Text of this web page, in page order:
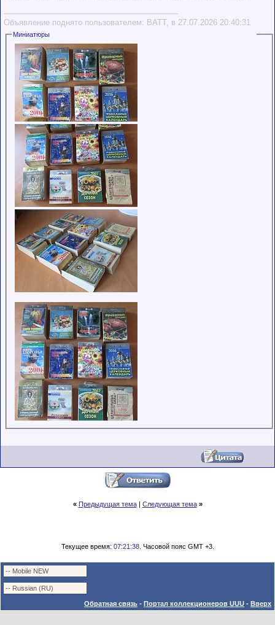
-----------------------------------------------------------------------
Объявление поднято пользователем: BATT, в 27.07.2026 20:40:31
Миниатюры
« Предыдущая тема| Следующая тема »
Текущее время: 07:21:38. Часовой пояс GMT +3.
Обратная связь - Портал коллекционеров UUU - Вверх